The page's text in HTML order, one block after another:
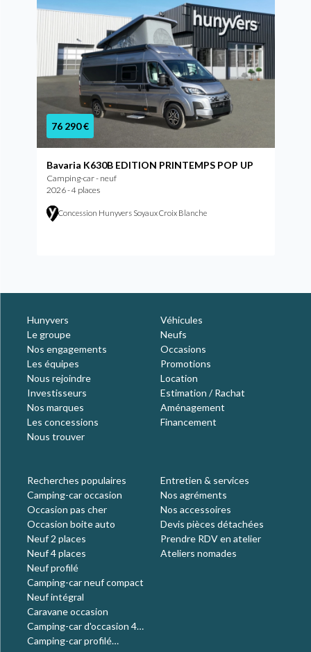
76 290 €
Bavaria K630B EDITION PRINTEMPS POP UP
Camping-car - neuf
2026 - 4 places
Concession Hunyvers Soyaux Croix Blanche
Hunyvers
Le groupe
Nos engagements
Les équipes
Nous rejoindre
Investisseurs
Nos marques
Les concessions
Nous trouver
Véhicules
Neufs
Occasions
Promotions
Location
Estimation / Rachat
Aménagement
Financement
Recherches populaires
Camping-car occasion
Occasion pas cher
Occasion boite auto
Neuf 2 places
Neuf 4 places
Neuf profilé
Camping-car neuf compact
Neuf intégral
Caravane occasion
Camping-car d'occasion 4
places
Camping-car profilé
Entretien & services
Nos agréments
Nos accessoires
Devis pièces détachées
Prendre RDV en atelier
Ateliers nomades